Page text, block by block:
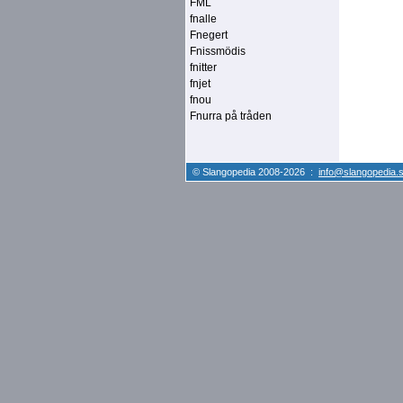
FML
fnalle
Fnegert
Fnissmödis
fnitter
fnjet
fnou
Fnurra på tråden
© Slangopedia 2008-2026 :